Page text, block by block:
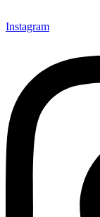
Instagram